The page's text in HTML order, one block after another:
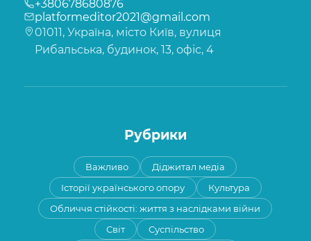
+380678680876
platformeditor2021@gmail.com
01011, Україна, місто Київ, вулиця
Рибальська, будинок, 13, офіс, 4
Рубрики
Важливо
Діджитал медіа
Історії українського опору
Культура
Обличчя стійкості: життя з наслідками війни
Світ
Суспільство